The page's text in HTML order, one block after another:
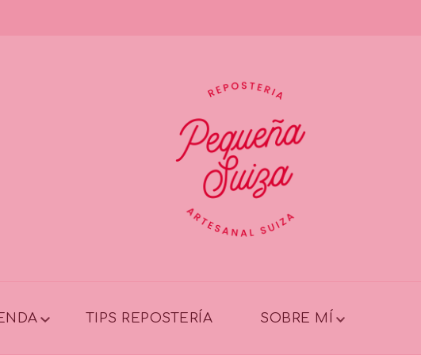
TIPS REPOSTERÍA SOBRE MÍ